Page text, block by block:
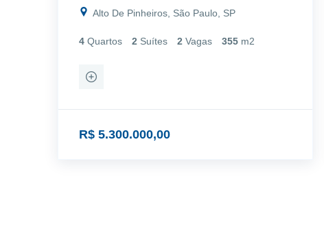
Alto De Pinheiros, São Paulo, SP
4 Quartos 2 Suítes 2 Vagas 355 m2
R$ 5.300.000,00